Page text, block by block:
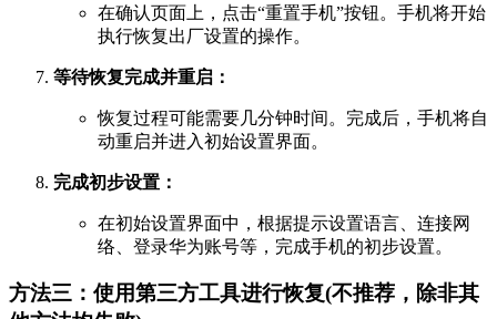
在确认页面上，点击“重置手机”按钮。手机将开始
执行恢复出厂设置的操作。
等待恢复完成并重启：
恢复过程可能需要几分钟时间。完成后，手机将自
动重启并进入初始设置界面。
完成初步设置：
在初始设置界面中，根据提示设置语言、连接网
络、登录华为账号等，完成手机的初步设置。
方法三：使用第三方工具进行恢复(不推荐，除非其